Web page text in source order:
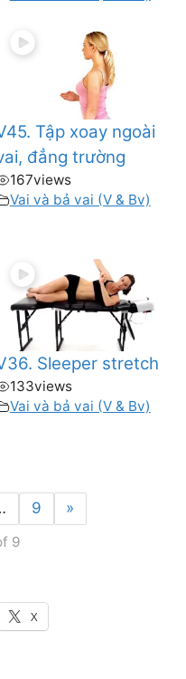
Tập xoay ngoài
đẳng trường
167views
Vai và bả vai (V & Bv)
Sleeper stretch
133views
Vai và bả vai (V & Bv)
9 »
9
X